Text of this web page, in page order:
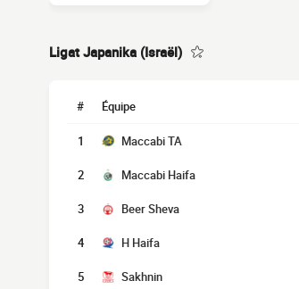
Ligat Japanika (Israël)
# Équipe
1 Maccabi TA
2 Maccabi Haifa
3 Beer Sheva
4 H Haifa
5 Sakhnin